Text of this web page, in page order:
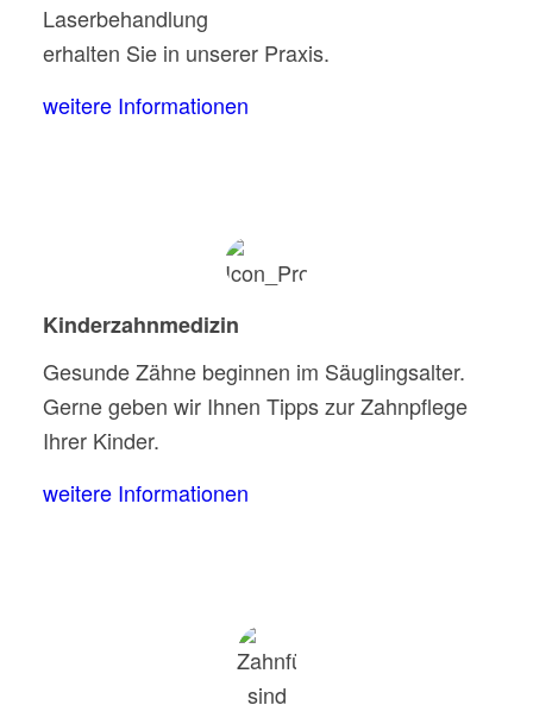
Laserbehandlung
erhalten Sie in unserer Praxis.
weitere Informationen
Kinderzahnmedizin
Gesunde Zähne beginnen im Säuglingsalter.
Gerne geben wir Ihnen Tipps zur Zahnpflege
Ihrer Kinder.
weitere Informationen